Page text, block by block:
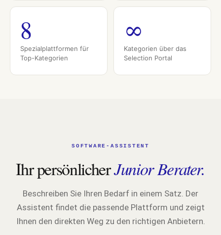
8
Spezialplattformen für
Top-Kategorien
∞
Kategorien über das
Selection Portal
SOFTWARE-ASSISTENT
Ihr persönlicherJunior Berater.
Beschreiben Sie Ihren Bedarf in einem Satz. Der
Assistent findet die passende Plattform und zeigt
Ihnen den direkten Weg zu den richtigen Anbietern.